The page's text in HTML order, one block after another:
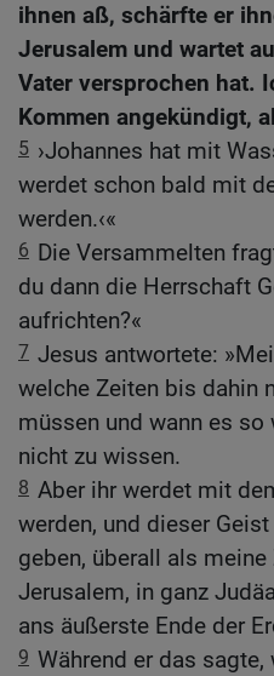
ihnen aß, schärfte er
Jerusalem und wartet
Vater versprochen hat.
Kommen angekündigt,
5 ›Johannes hat mit
werdet schon bald mit
werden.‹«
6 Die Versammelten
du dann die Herrschaft
aufrichten?«
7 Jesus antwortete:
welche Zeiten bis dahin
müssen und wann es
nicht zu wissen.
8 Aber ihr werdet mit
werden, und dieser
geben, überall als
Jerusalem, in ganz
ans äußerste Ende der
9 Während er das sagte,